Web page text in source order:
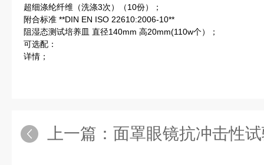
超细涤纶纤维（洗涤3次）（10份）；
附合标准 **DIN EN ISO 22610:2006-10**
阻湿态测试培养皿 直径140mm 高20mm(110w个）；
可选配：
详情；
上一篇： 面罩眼镜抗冲击性